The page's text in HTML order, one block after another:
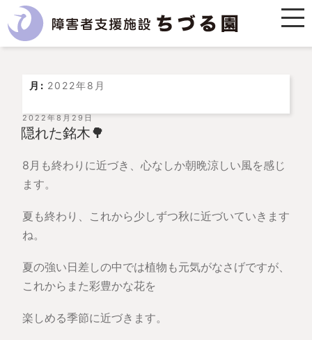
月: 2022年8月
投
稿
日:
2022年8月29日
隠れた銘木🌳
8月も終わりに近づき、心なしか朝晩涼しい風を感じ
ます。
夏も終わり、これから少しずつ秋に近づいていきます
ね。
夏の強い日差しの中では植物も元気がなさげですが、
これからまた彩豊かな花を
楽しめる季節に近づきます。